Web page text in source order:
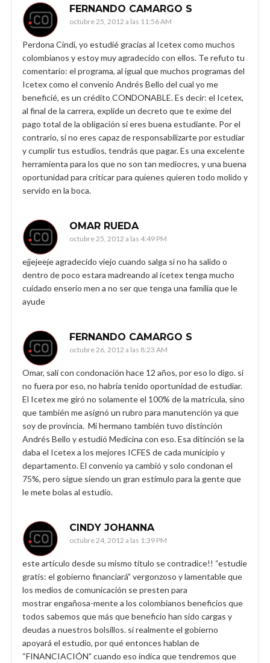
FERNANDO CAMARGO S
octubre 25, 2012 a las 11:56 AM
Perdona Cindi, yo estudié gracias al Icetex como muchos
colombianos y estoy muy agradecido con ellos. Te refuto tu
comentario: el programa, al igual que muchos programas del
Icetex como el convenio Andrés Bello del cual yo me
beneficié, es un crédito CONDONABLE. Es decir: el Icetex,
al final de la carrera, explide un decreto que te exime del
pago total de la obligación si eres buena estudiante. Por el
contrario, si no eres capaz de responsabilizarte por estudiar
y cumplir tus estudios, tendrás que pagar. Es una excelente
herramienta para los que no son tan mediocres, y una buena
oportunidad para criticar para quienes quieren todo molido y
servido en la boca.
OMAR RUEDA
octubre 25, 2012 a las 4:49 PM
ejjejeeje agradecido viejo cuando salga si no ha salido o
dentro de poco estara madreando al icetex tenga mucho
cuidado enserio men a no ser que tenga una familia que le
ayude
FERNANDO CAMARGO S
octubre 26, 2012 a las 8:23 AM
Omar, salí con condonación hace 12 años, por eso lo digo. si
no fuera por eso, no habría tenido oportunidad de estudiar.
El Icetex me giró no solamente el 100% de la matrícula, sino
que también me asignó un rubro para manutención ya que
soy de provincia. Mi hermano también tuvo distinción
Andrés Bello y estudió Medicina con eso. Esa ditinción se la
daba el Icetex a los mejores ICFES de cada municipio y
departamento. El convenio ya cambió y solo condonan el
75%, pero sigue siendo un gran estímulo para la gente que
le mete bolas al estudio.
CINDY JOHANNA
octubre 24, 2012 a las 1:39 PM
este artículo desde su mismo título se contradice!! “estudie
gratis: el gobierno financiará” vergonzoso y lamentable que
los medios de comunicación se presten para
mostrar engañosa-mente a los colombianos beneficios que
todos sabemos que más que beneficio han sido cargas y
deudas a nuestros bolsillos. si realmente el gobierno
apoyará el estudio, por qué entonces hablan de
“FINANCIACIÓN” cuando eso indica que tendremos que